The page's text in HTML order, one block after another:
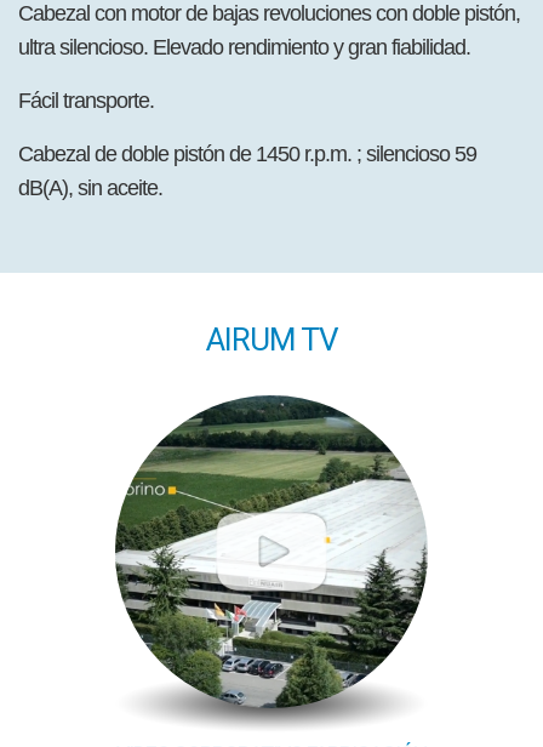
Cabezal con motor de bajas revoluciones con doble pistón,
ultra silencioso. Elevado rendimiento y gran fiabilidad.
Fácil transporte.
Cabezal de doble pistón de 1450 r.p.m. ; silencioso 59
dB(A), sin aceite.
AIRUM TV